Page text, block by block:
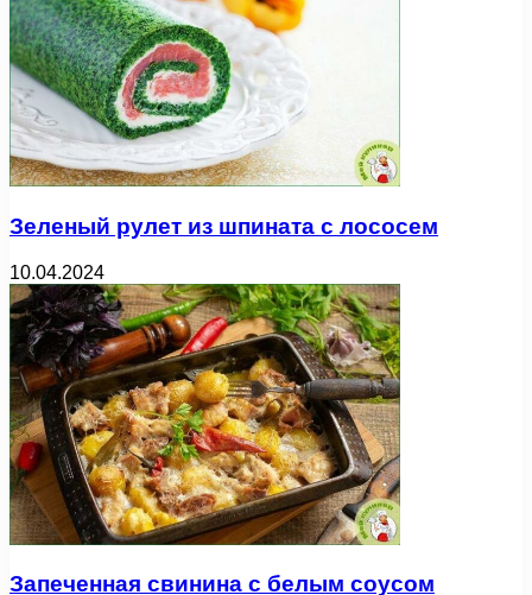
Зеленый рулет из шпината с лососем
10.04.2024
Запеченная свинина с белым соусом